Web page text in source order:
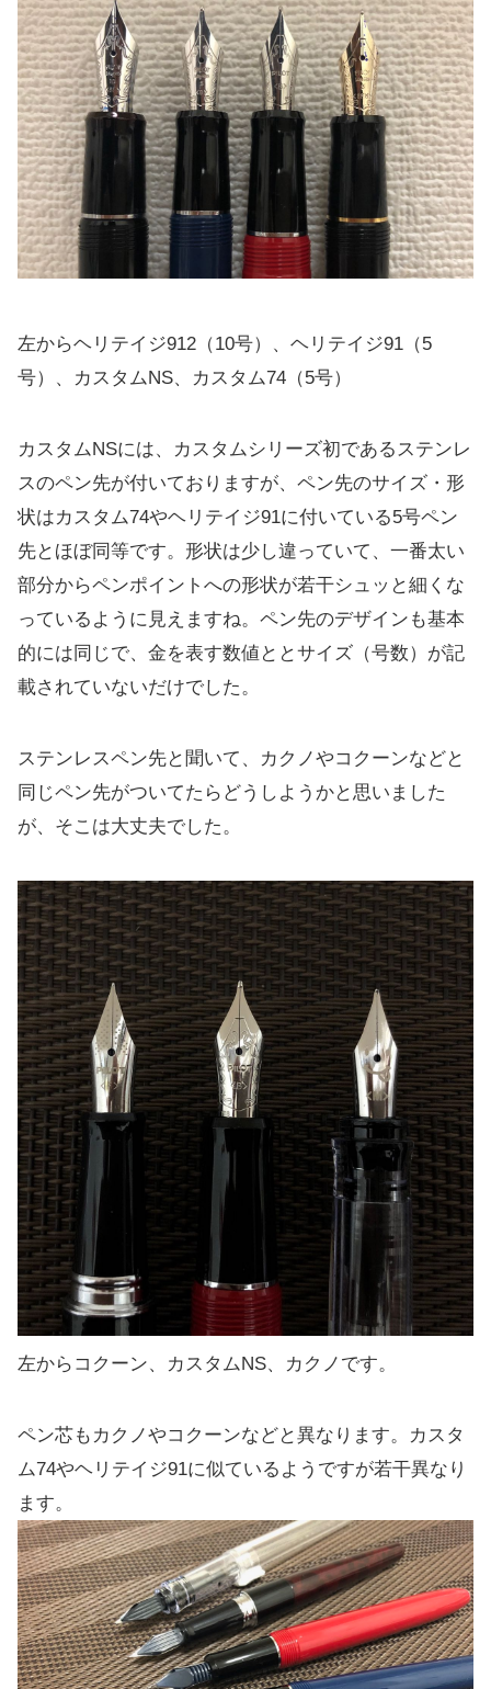
左からヘリテイジ912（10号）、ヘリテイジ91（5
号）、カスタムNS、カスタム74（5号）
カスタムNSには、カスタムシリーズ初であるステンレ
スのペン先が付いておりますが、ペン先のサイズ・形
状はカスタム74やヘリテイジ91に付いている5号ペン
先とほぼ同等です。形状は少し違っていて、一番太い
部分からペンポイントへの形状が若干シュッと細くな
っているように見えますね。ペン先のデザインも基本
的には同じで、金を表す数値ととサイズ（号数）が記
載されていないだけでした。
ステンレスペン先と聞いて、カクノやコクーンなどと
同じペン先がついてたらどうしようかと思いました
が、そこは大丈夫でした。
左からコクーン、カスタムNS、カクノです。
ペン芯もカクノやコクーンなどと異なります。カスタ
ム74やヘリテイジ91に似ているようですが若干異なり
ます。